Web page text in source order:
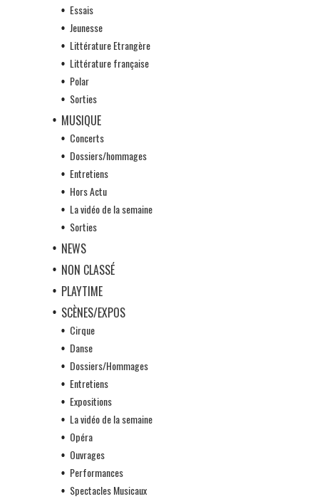
Essais
Jeunesse
Littérature Etrangère
Littérature française
Polar
Sorties
MUSIQUE
Concerts
Dossiers/hommages
Entretiens
Hors Actu
La vidéo de la semaine
Sorties
NEWS
NON CLASSÉ
PLAYTIME
SCÈNES/EXPOS
Cirque
Danse
Dossiers/Hommages
Entretiens
Expositions
La vidéo de la semaine
Opéra
Ouvrages
Performances
Spectacles Musicaux